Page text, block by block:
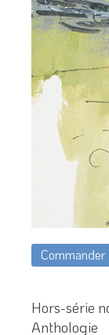
Commander
Hors-série